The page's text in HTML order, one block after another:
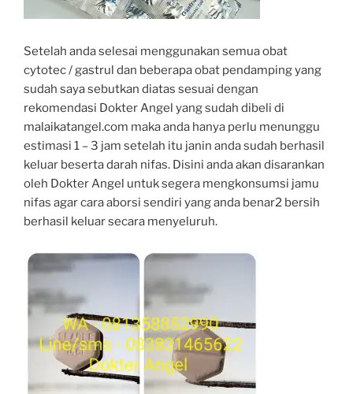
Setelah anda selesai menggunakan semua obat
cytotec / gastrul dan beberapa obat pendamping yang
sudah saya sebutkan diatas sesuai dengan
rekomendasi Dokter Angel yang sudah dibeli di
malaikatangel.com maka anda hanya perlu menunggu
estimasi 1 – 3 jam setelah itu janin anda sudah berhasil
keluar beserta darah nifas. Disini anda akan disarankan
oleh Dokter Angel untuk segera mengkonsumsi jamu
nifas agar cara aborsi sendiri yang anda benar2 bersih
berhasil keluar secara menyeluruh.